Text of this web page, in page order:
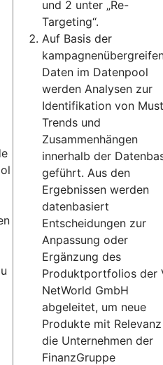
und 2 unter „Re-
Targeting“.
Auf Basis der
Daten im Datenpool
werden Analysen zur
Identifikation von
Trends und
Zusammenhängen
innerhalb der
geführt. Aus den
Ergebnissen werden
datenbasiert
Entscheidungen zur
Anpassung oder
Ergänzung des
Produktportfolios der
NetWorld GmbH
abgeleitet, um neue
Produkte mit
die Unternehmen der
FinanzGruppe